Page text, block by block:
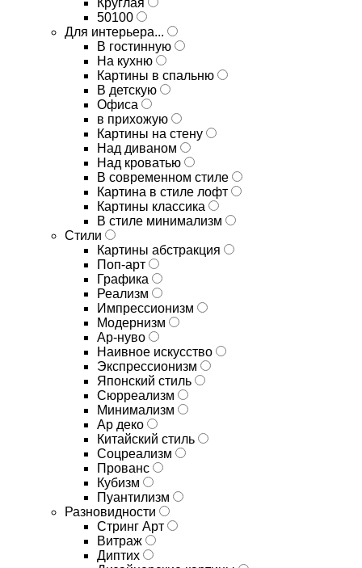
Круглая
50100
Для интерьера...
В гостинную
На кухню
Картины в спальню
В детскую
Офиса
в прихожую
Картины на стену
Над диваном
Над кроватью
В современном стиле
Картина в стиле лофт
Картины классика
В стиле минимализм
Стили
Картины абстракция
Поп-арт
Графика
Реализм
Импрессионизм
Модернизм
Ар-нуво
Наивное искусство
Экспрессионизм
Японский стиль
Сюрреализм
Минимализм
Ар деко
Китайский стиль
Соцреализм
Прованс
Кубизм
Пуантилизм
Разновидности
Стринг Арт
Витраж
Диптих